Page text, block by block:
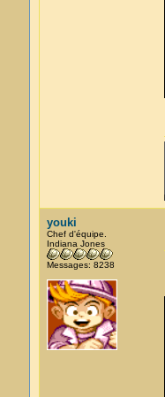
youki
Chef d'équipe.
Indiana Jones
Messages: 8238